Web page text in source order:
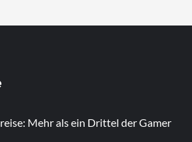
Mehr als ein Drittel der Gamer